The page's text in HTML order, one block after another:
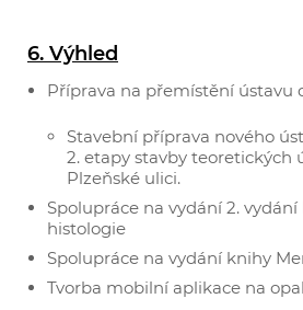
6. Výhled
Příprava na přemístění ústavu
Stavební příprava nového
2. etapy stavby teoretických
Plzeňské ulici.
Spolupráce na vydání 2.
histologie
Spolupráce na vydání knihy
Tvorba mobilní aplikace na